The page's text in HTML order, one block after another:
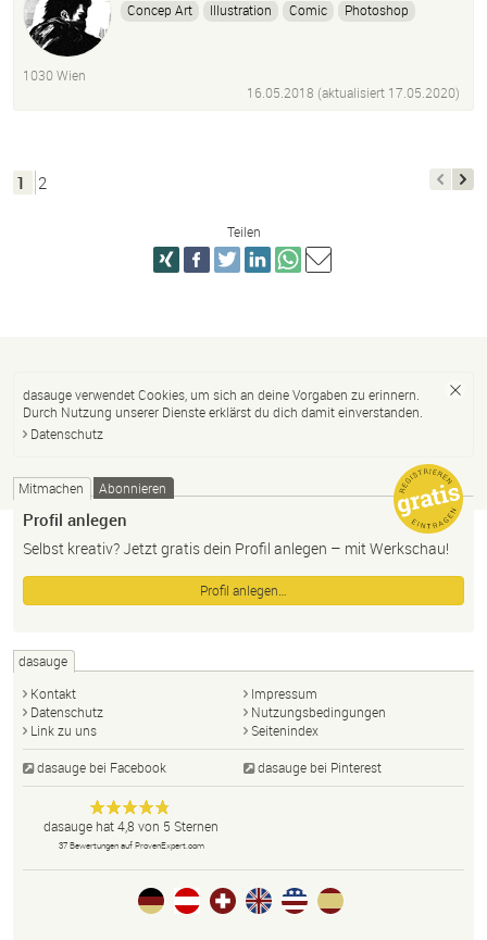
Concep Art Illustration Comic
Photoshop
1030 Wien
16.05.2018 (aktualisiert 17.05.2020)
1 2
Teilen
dasauge verwendet Cookies, um sich an deine Vorgaben zu erinnern.
Durch Nutzung unserer Dienste erklärst du dich damit einverstanden.
Datenschutz
Mitmachen Abonnieren
Profil anlegen
Selbst kreativ? Jetzt gratis dein Profil anlegen – mit Werkschau!
Profil anlegen…
dasauge
Kontakt
Impressum
Datenschutz
Nutzungsbedingungen
Link zu uns
Seitenindex
dasauge bei Facebook dasauge bei Pinterest
dasauge
Designer,
Fotografen,
Agenturen,
Portfolios
und Jobs.
Anonym
dasauge hat4,8 von 5 Sternen
37Bewertungen auf ProvenExpert.com